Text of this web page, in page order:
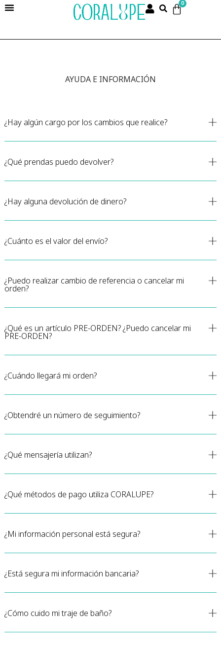
0
AYUDA E INFORMACIÓN
¿Hay algún cargo por los cambios que realice?
¿Qué prendas puedo devolver?
¿Hay alguna devolución de dinero?
¿Cuánto es el valor del envío?
¿Puedo realizar cambio de referencia o cancelar mi
orden?
¿Qué es un artículo PRE-ORDEN? ¿Puedo cancelar mi
PRE-ORDEN?
¿Cuándo llegará mi orden?
¿Obtendré un número de seguimiento?
¿Qué mensajería utilizan?
¿Qué métodos de pago utiliza CORALUPE?
¿Mi información personal está segura?
¿Está segura mi información bancaria?
¿Cómo cuido mi traje de baño?